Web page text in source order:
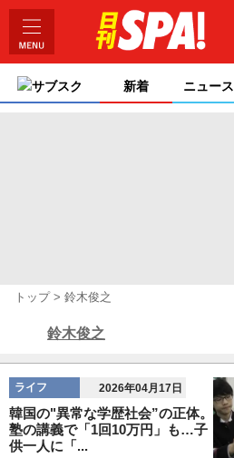
サブスク 新着 ニュース
トップ 鈴木俊之
鈴木俊之
ライフ 2026年04月17日
韓国の"異常な学歴社会”の正体。
塾の講義で「1回10万円」も…子
供一人に「...